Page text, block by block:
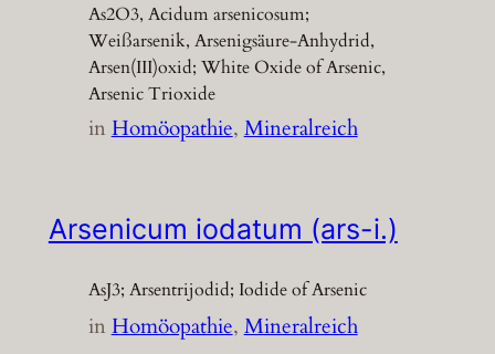
As2O3, Acidum arsenicosum;
Weißarsenik, Arsenigsäure-Anhydrid,
Arsen(III)oxid; White Oxide of Arsenic,
Arsenic Trioxide
inHomöopathie, Mineralreich
Arsenicum iodatum (ars-i.)
AsJ3; Arsentrijodid; Iodide of Arsenic
inHomöopathie, Mineralreich